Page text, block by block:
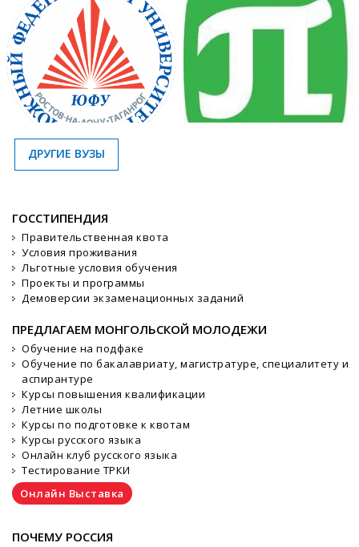
ДРУГИЕ ВУЗЫ
ГОССТИПЕНДИЯ
Правительственная квота
Условия проживания
Льготные условия обучения
Проекты и программы
Демоверсии экзаменационных заданий
ПРЕДЛАГАЕМ МОНГОЛЬСКОЙ МОЛОДЕЖИ
Обучение на подфаке
Обучение по бакалавриату, магистратуре, специалитету и
аспирантуре
Курсы повышения квалификации
Летние школы
Курсы по подготовке к квотам
Курсы русского языка
Онлайн клуб русского языка
Тестирование ТРКИ
Онлайн Выставка
ПОЧЕМУ РОССИЯ